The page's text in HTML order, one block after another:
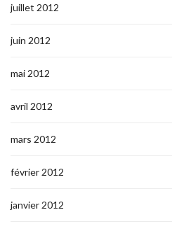
juillet 2012
juin 2012
mai 2012
avril 2012
mars 2012
février 2012
janvier 2012